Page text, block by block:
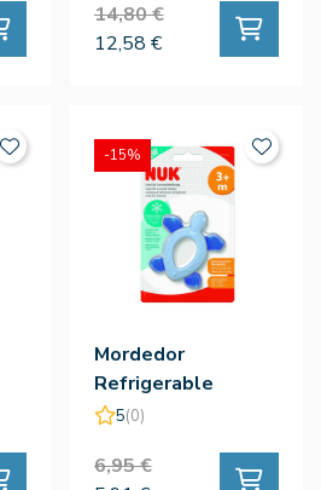
14,80 €
12,58 €
Mordedor
Refrigerable
Tortuga - Nuk
5(0)
6,95 €
-15%